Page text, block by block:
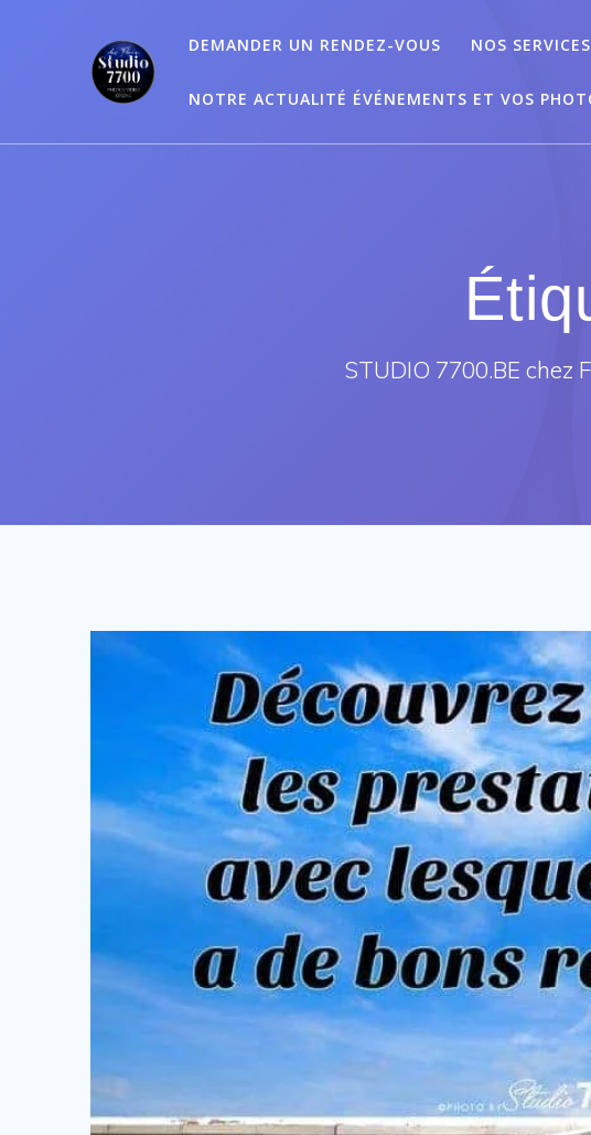
DEMANDER UN RENDEZ-VOUS NOS SERVICES
NOTRE ACTUALITÉ ÉVÉNEMENTS ET VOS
STUDIO 7700.BE chez